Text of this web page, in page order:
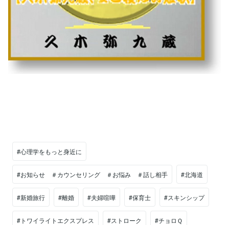
#心理学をもっと身近に
#お知らせ ＃カウンセリング ＃お悩み ＃話し相手 #北海道
#新婚旅行 #離婚 #夫婦喧嘩 #保育士 #スキンシップ
#トワイライトエクスプレス #ストローク #チョロＱ